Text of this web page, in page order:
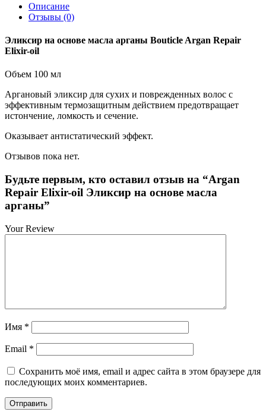
Описание
Отзывы (0)
Эликсир на основе масла арганы Bouticle Argan Repair
Elixir-oil
Объем 100 мл
Аргановый эликсир для сухих и поврежденных волос с
эффективным термозащитным действием предотвращает
истончение, ломкость и сечение.
Оказывает антистатический эффект.
Отзывов пока нет.
Будьте первым, кто оставил отзыв на “Argan
Repair Elixir-oil Эликсир на основе масла
арганы”
Your Review
Имя *
Email *
Сохранить моё имя, email и адрес сайта в этом браузере для
последующих моих комментариев.